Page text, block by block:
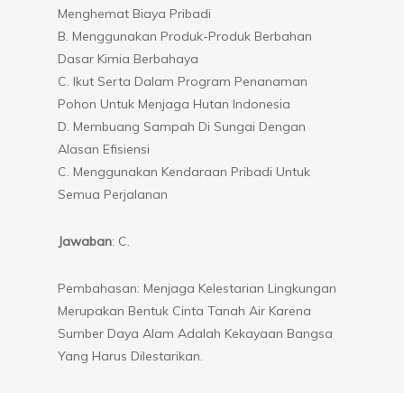
Menghemat Biaya Pribadi
B. Menggunakan Produk-Produk Berbahan
Dasar Kimia Berbahaya
C. Ikut Serta Dalam Program Penanaman
Pohon Untuk Menjaga Hutan Indonesia
D. Membuang Sampah Di Sungai Dengan
Alasan Efisiensi
C. Menggunakan Kendaraan Pribadi Untuk
Semua Perjalanan
Jawaban: C.
Pembahasan: Menjaga Kelestarian Lingkungan
Merupakan Bentuk Cinta Tanah Air Karena
Sumber Daya Alam Adalah Kekayaan Bangsa
Yang Harus Dilestarikan.